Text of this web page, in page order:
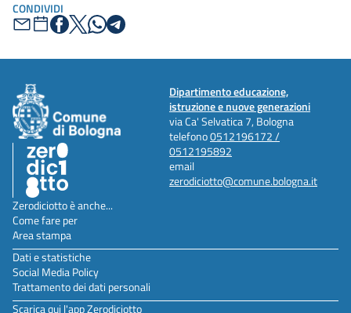
CONDIVIDI
Dipartimento educazione,
istruzione e nuove generazioni
via Ca' Selvatica 7, Bologna
telefono0512196172 /
0512195892
email
zerodiciotto@comune.bologna.it
Zerodiciotto è anche...
Come fare per
Area stampa
Dati e statistiche
Social Media Policy
Trattamento dei dati personali
Scarica qui l'app Zerodiciotto